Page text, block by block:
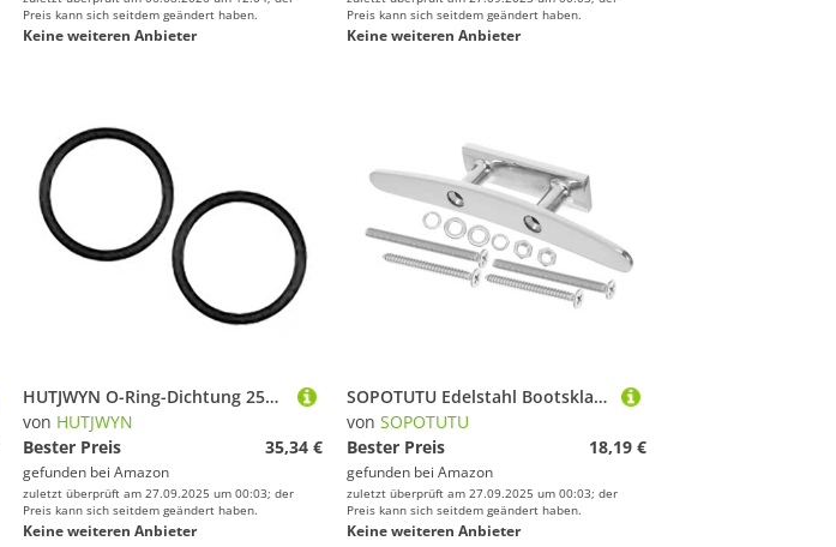
Preis kann sich seitdem geändert haben.
Keine weiteren Anbieter
Preis kann sich seitdem geändert haben.
Keine weiteren Anbieter
HUTJWYN O-Ring-Dichtung 2530224Q for Heckantriebsmotoren, ersetzt 8M0204651, 2527018, 187173, Marine-Bootsteile, 2 Stück
von HUTJWYN
Bester Preis
35,34 €
gefunden bei Amazon
zuletzt überprüft am 27.09.2025 um 00:03; der
Preis kann sich seitdem geändert haben.
Keine weiteren Anbieter
SOPOTUTU Edelstahl Bootsklampe Dock Klampe mit Schrauben für Kayak Seilbefestigung und Kanu Ankerung Robuste Deckmontage Poliert Korrosionsbeständig Inklusive Befestigungsmaterial
von SOPOTUTU
Bester Preis
18,19 €
gefunden bei Amazon
zuletzt überprüft am 27.09.2025 um 00:03; der
Preis kann sich seitdem geändert haben.
Keine weiteren Anbieter